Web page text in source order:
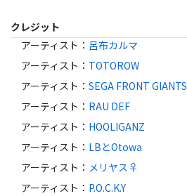
クレジット
アーティスト ： 呂布カルマ
アーティスト ： TOTOROW
アーティスト ： SEGA FRONT GIANTS
アーティスト ： RAU DEF
アーティスト ： HOOLIGANZ
アーティスト ： LBとOtowa
アーティスト ： メリヤス♀
アーティスト ： P.O.C.K.Y